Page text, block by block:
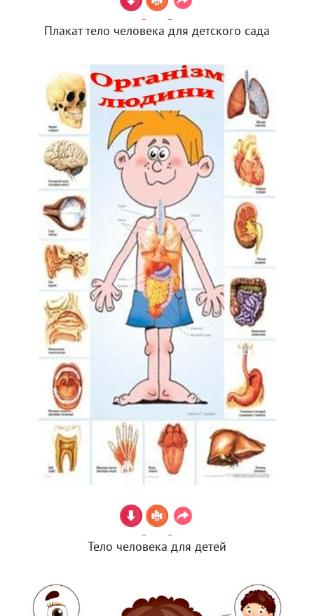
Плакат тело человека для детского сада
Тело человека для детей